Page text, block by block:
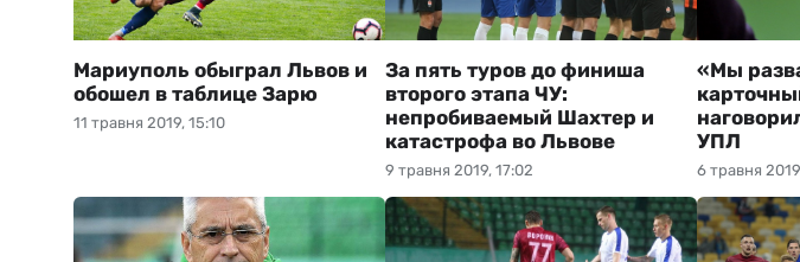
11 травня 2019, 15:10
Мариуполь обыграл Львов и
обошел в таблице Зарю
9 травня 2019, 17:02
За пять туров до финиша
второго этапа ЧУ:
непробиваемый Шахтер и
катастрофа во Львове
6 травня
«Мы
УПЛ